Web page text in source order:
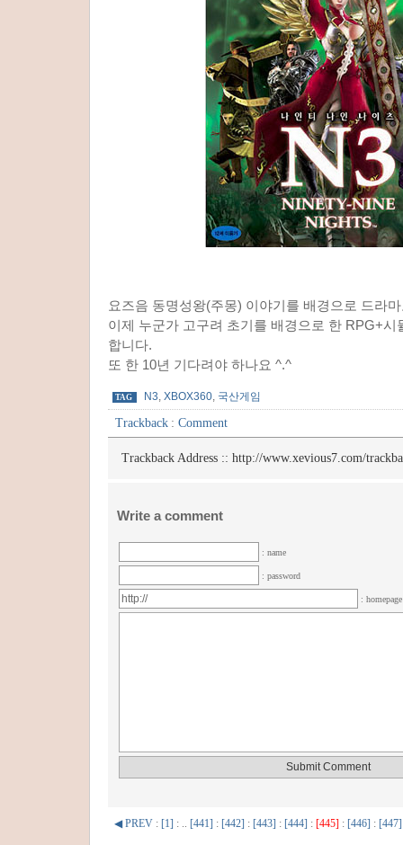
요즈음 동명성왕(주몽) 이야기를 배경으로 드라
이제 누군가 고구려 초기를 배경으로 한 RPG+시
합니다.
또 한 10년 기다려야 하나요 ^.^
TAG N3, XBOX360, 국산게임
Trackback : Comment
Trackback Address :: http://www.xevious7.com/
Write a comment
: name
: password
:
◀ PREV : [1] : .. [441] : [442] : [443] : [444] : [445] : [446] : [447]